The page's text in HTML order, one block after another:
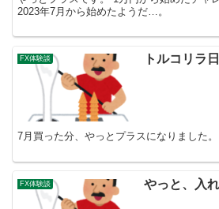
2023年7月から始めたようだ…。
FX体験談 トルコリラ
7月買った分、やっとプラスになりました。
FX体験談 やっと、入